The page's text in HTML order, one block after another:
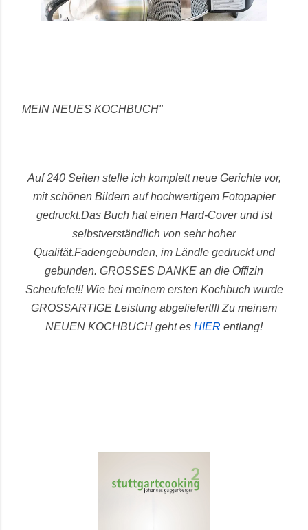
MEIN NEUES KOCHBUCH"
Auf 240 Seiten stelle ich komplett neue Gerichte vor,
mit schönen Bildern auf hochwertigem Fotopapier
gedruckt.Das Buch hat einen Hard-Cover und ist
selbstverständlich von sehr hoher
Qualität.Fadengebunden, im Ländle gedruckt und
gebunden. GROSSES DANKE an die Offizin
Scheufele!!! Wie bei meinem ersten Kochbuch wurde
GROSSARTIGE Leistung abgeliefert!!!Zu meinem
NEUEN KOCHBUCH geht es HIER entlang!